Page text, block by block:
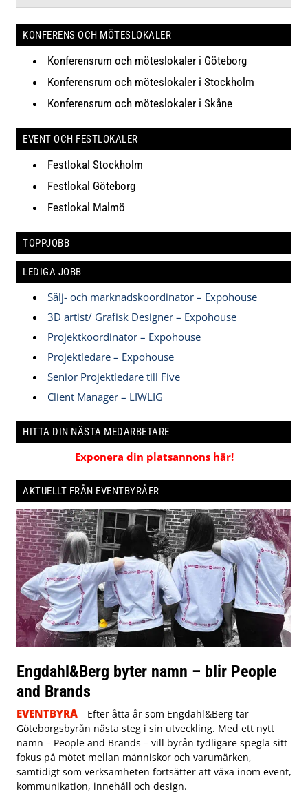
KONFERENS OCH MÖTESLOKALER
Konferensrum och möteslokaler i Göteborg
Konferensrum och möteslokaler i Stockholm
Konferensrum och möteslokaler i Skåne
EVENT OCH FESTLOKALER
Festlokal Stockholm
Festlokal Göteborg
Festlokal Malmö
TOPPJOBB
LEDIGA JOBB
Sälj- och marknadskoordinator – Expohouse
3D artist/ Grafisk Designer – Expohouse
Projektkoordinator – Expohouse
Projektledare – Expohouse
Senior Projektledare till Five
Client Manager – LIWLIG
HITTA DIN NÄSTA MEDARBETARE
Exponera din platsannons här!
AKTUELLT FRÅN EVENTBYRÅER
Engdahl&Berg byter namn – blir People
and Brands
EVENTBYRÅ
Efter åtta år som Engdahl&Berg tar
Göteborgsbyrån nästa steg i sin utveckling. Med ett nytt
namn – People and Brands – vill byrån tydligare spegla sitt
fokus på mötet mellan människor och varumärken,
samtidigt som verksamheten fortsätter att växa inom event,
kommunikation, innehåll och design.